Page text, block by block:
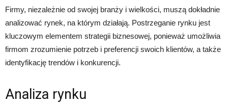
Firmy, niezależnie od swojej branży i wielkości, muszą dokładnie
analizować rynek, na którym działają. Postrzeganie rynku jest
kluczowym elementem strategii biznesowej, ponieważ umożliwia
firmom zrozumienie potrzeb i preferencji swoich klientów, a także
identyfikację trendów i konkurencji.
Analiza rynku